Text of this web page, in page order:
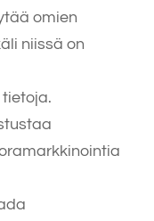
omien
niissä on